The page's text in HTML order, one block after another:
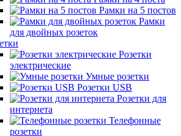
Рамки на 5 постов
Рамки
для двойных розеток
Розетки
электрические
Умные розетки
Розетки USB
Розетки для
интернета
Телефонные
розетки